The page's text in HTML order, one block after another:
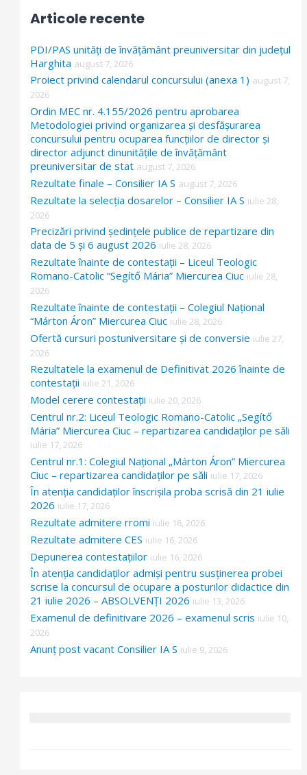
c
f
o
r
:
Articole recente
PDI/PAS unități de învățământ preuniversitar din județul
Harghita august 7, 2026
Proiect privind calendarul concursului (anexa 1) august 7,
2026
Ordin MEC nr. 4.155/2026 pentru aprobarea
Metodologiei privind organizarea și desfășurarea
concursului pentru ocuparea funcțiilor de director și
director adjunct dinunitățile de învățământ
preuniversitar de stat august 7, 2026
Rezultate finale – Consilier IA S august 7, 2026
Rezultate la selecția dosarelor – Consilier IA S iulie 28,
2026
Precizări privind ședințele publice de repartizare din
data de 5 și 6 august 2026 iulie 28, 2026
Rezultate înainte de contestații – Liceul Teologic
Romano-Catolic “Segítő Mária” Miercurea Ciuc iulie 28,
2026
Rezultate înainte de contestații – Colegiul Național
“Márton Áron” Miercurea Ciuc iulie 28, 2026
Ofertă cursuri postuniversitare și de conversie iulie 27,
2026
Rezultatele la examenul de Definitivat 2026 înainte de
contestații iulie 21, 2026
Model cerere contestații iulie 20, 2026
Centrul nr.2: Liceul Teologic Romano-Catolic „Segítő
Mária” Miercurea Ciuc – repartizarea candidaților pe săli
iulie 17, 2026
Centrul nr.1: Colegiul Național „Márton Áron” Miercurea
Ciuc – repartizarea candidaților pe săli iulie 17, 2026
În atenția candidaților înscrișila proba scrisă din 21 iulie
2026 iulie 17, 2026
Rezultate admitere rromi iulie 16, 2026
Rezultate admitere CES iulie 16, 2026
Depunerea contestațiilor iulie 16, 2026
În atenția candidaților admiși pentru susținerea probei
scrise la concursul de ocupare a posturilor didactice din
21 iulie 2026 – ABSOLVENȚI 2026 iulie 13, 2026
Examenul de definitivare 2026 – examenul scris iulie 10,
2026
Anunț post vacant Consilier IA S iulie 9, 2026